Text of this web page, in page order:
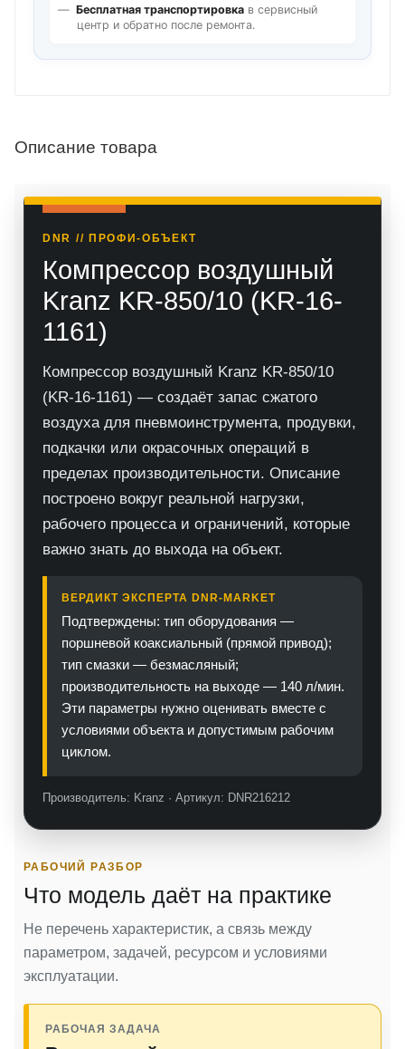
Бесплатная транспортировка в сервисный
центр и обратно после ремонта.
Описание товара
DNR // ПРОФИ-ОБЪЕКТ
Компрессор воздушный
Kranz KR-850/10 (KR-16-
1161)
Компрессор воздушный Kranz KR-850/10
(KR-16-1161) — создаёт запас сжатого
воздуха для пневмоинструмента, продувки,
подкачки или окрасочных операций в
пределах производительности. Описание
построено вокруг реальной нагрузки,
рабочего процесса и ограничений, которые
важно знать до выхода на объект.
ВЕРДИКТ ЭКСПЕРТА DNR-MARKET
Подтверждены: тип оборудования —
поршневой коаксиальный (прямой привод);
тип смазки — безмасляный;
производительность на выходе — 140 л/мин.
Эти параметры нужно оценивать вместе с
условиями объекта и допустимым рабочим
циклом.
Производитель: Kranz · Артикул: DNR216212
РАБОЧИЙ РАЗБОР
Что модель даёт на практике
Не перечень характеристик, а связь между
параметром, задачей, ресурсом и условиями
эксплуатации.
РАБОЧАЯ ЗАДАЧА